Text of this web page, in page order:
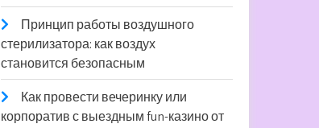
Принцип работы воздушного
стерилизатора: как воздух
становится безопасным
Как провести вечеринку или
корпоратив с выездным fun-казино от